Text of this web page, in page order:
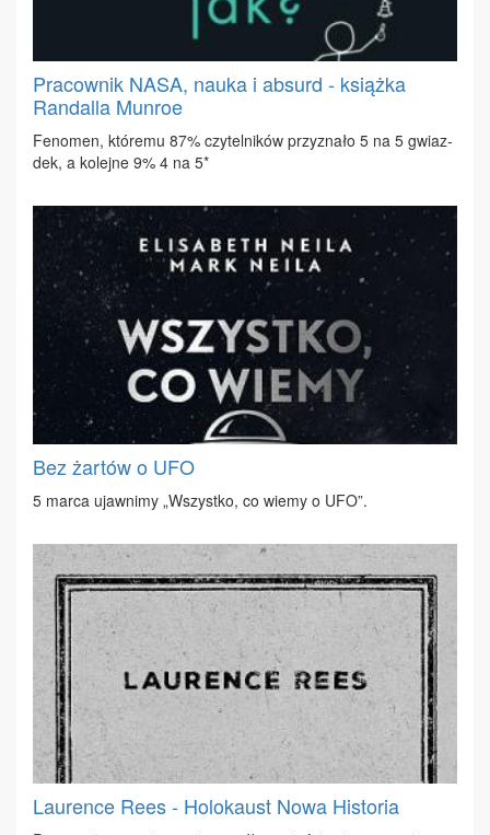
Pracownik NASA, nauka i absurd - książka
Randalla Munroe
Fe­no­men, któ­re­mu 87% czy­tel­ni­ków przy­zna­ło 5 na 5 gwiaz­
dek, a ko­lej­ne 9% 4 na 5*
Bez żartów o UFO
5 mar­ca ujaw­ni­my „Wszyst­ko, co wie­my o UFO”.
Laurence Rees - Holokaust Nowa Historia